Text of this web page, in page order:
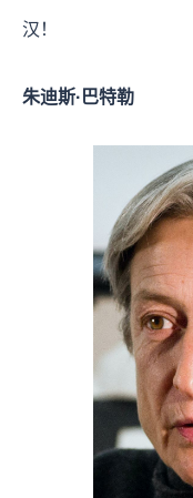
汉！
朱迪斯·巴特勒